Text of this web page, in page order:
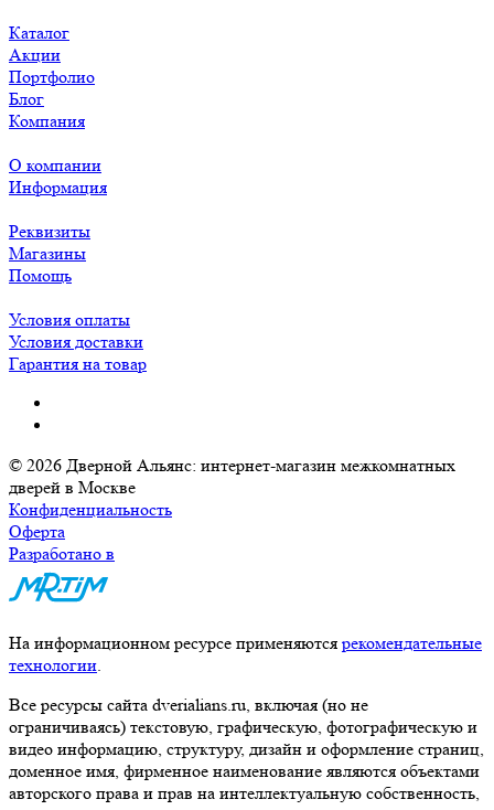
Каталог
Акции
Портфолио
Блог
Компания
О компании
Информация
Реквизиты
Магазины
Помощь
Условия оплаты
Условия доставки
Гарантия на товар
© 2026 Дверной Альянс: интернет-магазин межкомнатных
дверей в Москве
Конфиденциальность
Оферта
Разработано в
На информационном ресурсе применяются рекомендательные
технологии.
Все ресурсы сайта dverialians.ru, включая (но не
ограничиваясь) текстовую, графическую, фотографическую и
видео информацию, структуру, дизайн и оформление страниц,
доменное имя, фирменное наименование являются объектами
авторского права и прав на интеллектуальную собственность,